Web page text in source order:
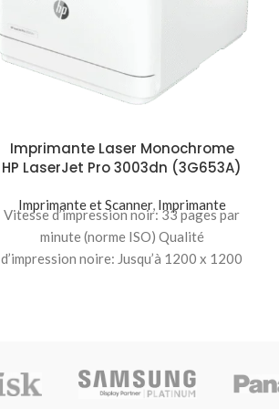
Imprimante Laser Monochrome
HP LaserJet Pro 3003dn (3G653A)
Imprimante et Scanner, Imprimante
Vitesse d’impression noir: 33 pages par
minute (norme ISO) Qualité
d’impression noire: Jusqu’à 1200 x 1200